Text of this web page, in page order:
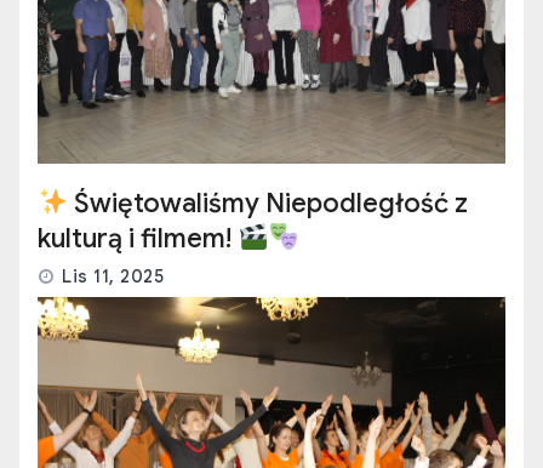
Świętowaliśmy Niepodległość z
kulturą i filmem!
Lis 11, 2025